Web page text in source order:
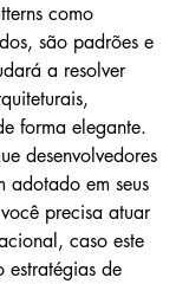
como
são padrões e
a resolver
forma elegante.
desenvolvedores
adotado em seus
precisa atuar
caso este
estratégias de